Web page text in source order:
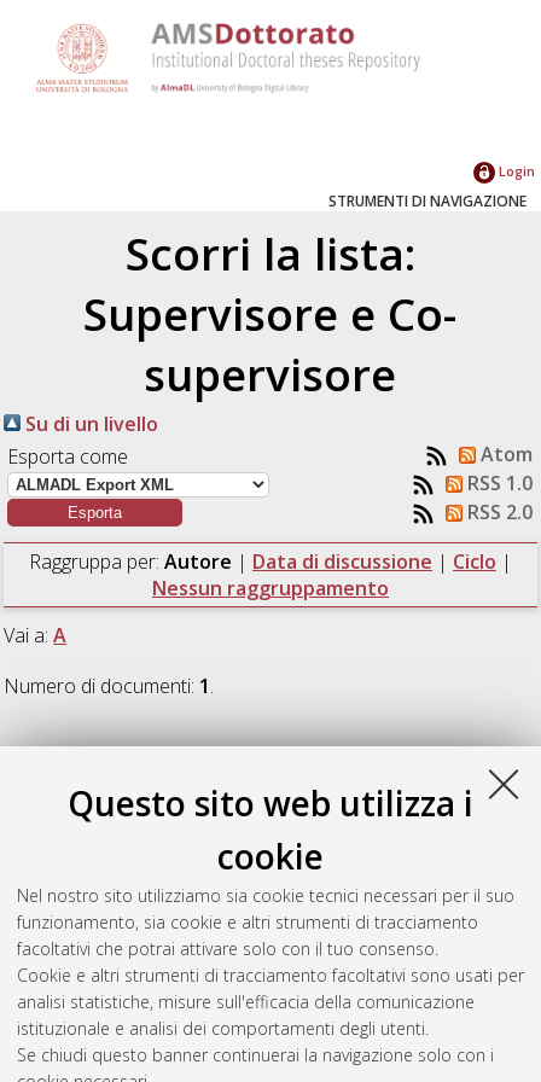
Questo sito web utilizza i
cookie
Nel nostro sito utilizziamo sia cookie tecnici necessari per il suo
funzionamento, sia cookie e altri strumenti di tracciamento
facoltativi che potrai attivare solo con il tuo consenso.
Cookie e altri strumenti di tracciamento facoltativi sono usati per
analisi statistiche, misure sull'efficacia della comunicazione
istituzionale e analisi dei comportamenti degli utenti.
Se chiudi questo banner continuerai la navigazione solo con i
Login
STRUMENTI DI NAVIGAZIONE
Scorri la lista:
Supervisore e Co-
supervisore
Su di un livello
Esporta come
Atom
RSS 1.0
RSS 2.0
Raggruppa per: Autore | Data di discussione | Ciclo |
Nessun raggruppamento
Vai a:A
Numero di documenti: 1.
A
Asghariaghamashhadi, Mohammad Bagher(2018)Using of
Trademarks in Keyword Advertising in Web Search Engines
[Dissertation thesis], Alma Mater Studiorum Università di
Bologna. Dottorato di ricerca inLaw, science and technology
29 Ciclo. DOI 10.6092/unibo/amsdottorato/8298.
Questa lista e' stata generata ilSat Aug 8 20:43:58 2026